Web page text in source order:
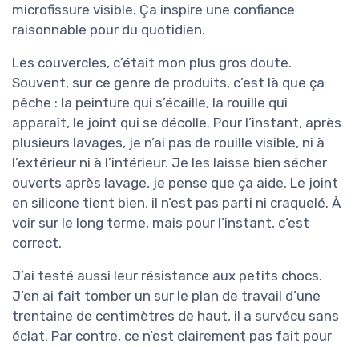
microfissure visible. Ça inspire une confiance
raisonnable pour du quotidien.
Les couvercles, c’était mon plus gros doute.
Souvent, sur ce genre de produits, c’est là que ça
pêche : la peinture qui s’écaille, la rouille qui
apparaît, le joint qui se décolle. Pour l’instant, après
plusieurs lavages, je n’ai pas de rouille visible, ni à
l’extérieur ni à l’intérieur. Je les laisse bien sécher
ouverts après lavage, je pense que ça aide. Le joint
en silicone tient bien, il n’est pas parti ni craquelé. À
voir sur le long terme, mais pour l’instant, c’est
correct.
J’ai testé aussi leur résistance aux petits chocs.
J’en ai fait tomber un sur le plan de travail d’une
trentaine de centimètres de haut, il a survécu sans
éclat. Par contre, ce n’est clairement pas fait pour